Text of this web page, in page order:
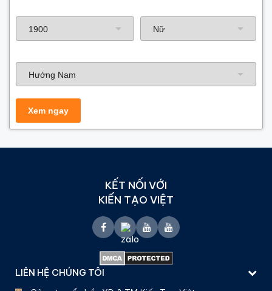
KẾT NỐI VỚI
KIẾN TẠO VIỆT
LIÊN HỆ CHÚNG TÔI